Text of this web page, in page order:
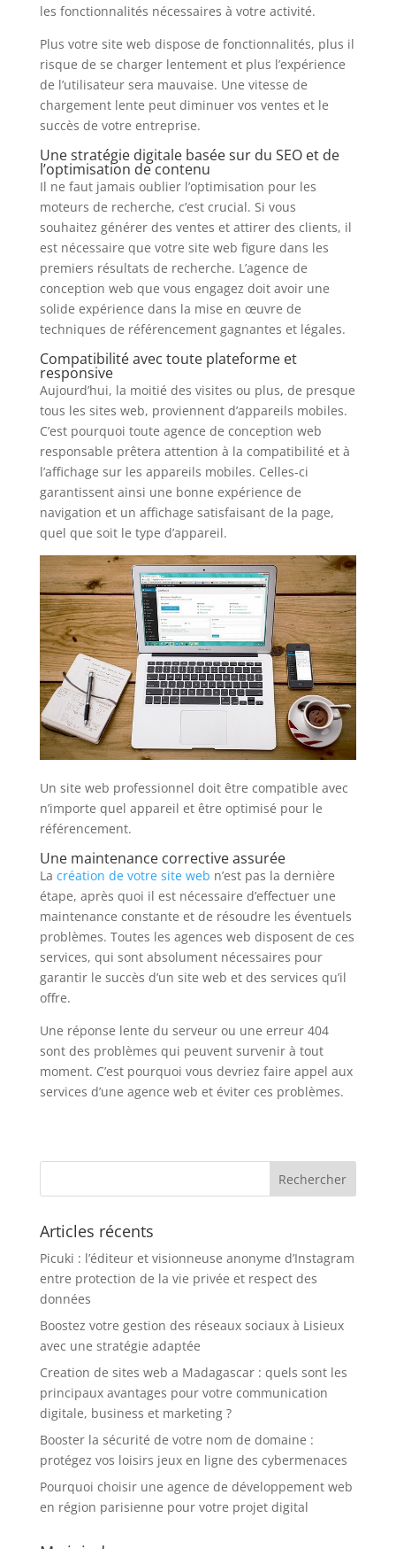
les fonctionnalités nécessaires à votre activité.
Plus votre site web dispose de fonctionnalités, plus il
risque de se charger lentement et plus l’expérience
de l’utilisateur sera mauvaise. Une vitesse de
chargement lente peut diminuer vos ventes et le
succès de votre entreprise.
Une stratégie digitale basée sur du SEO et de
l’optimisation de contenu
Il ne faut jamais oublier l’optimisation pour les
moteurs de recherche, c’est crucial. Si vous
souhaitez générer des ventes et attirer des clients, il
est nécessaire que votre site web figure dans les
premiers résultats de recherche. L’agence de
conception web que vous engagez doit avoir une
solide expérience dans la mise en œuvre de
techniques de référencement gagnantes et légales.
Compatibilité avec toute plateforme et
responsive
Aujourd’hui, la moitié des visites ou plus, de presque
tous les sites web, proviennent d’appareils mobiles.
C’est pourquoi toute agence de conception web
responsable prêtera attention à la compatibilité et à
l’affichage sur les appareils mobiles. Celles-ci
garantissent ainsi une bonne expérience de
navigation et un affichage satisfaisant de la page,
quel que soit le type d’appareil.
Un site web professionnel doit être compatible avec
n’importe quel appareil et être optimisé pour le
référencement.
Une maintenance corrective assurée
La création de votre site web n’est pas la dernière
étape, après quoi il est nécessaire d’effectuer une
maintenance constante et de résoudre les éventuels
problèmes. Toutes les agences web disposent de ces
services, qui sont absolument nécessaires pour
garantir le succès d’un site web et des services qu’il
offre.
Une réponse lente du serveur ou une erreur 404
sont des problèmes qui peuvent survenir à tout
moment. C’est pourquoi vous devriez faire appel aux
services d’une agence web et éviter ces problèmes.
Articles récents
Picuki : l’éditeur et visionneuse anonyme d’Instagram
entre protection de la vie privée et respect des
données
Boostez votre gestion des réseaux sociaux à Lisieux
avec une stratégie adaptée
Creation de sites web a Madagascar : quels sont les
principaux avantages pour votre communication
digitale, business et marketing ?
Booster la sécurité de votre nom de domaine :
protégez vos loisirs jeux en ligne des cybermenaces
Pourquoi choisir une agence de développement web
en région parisienne pour votre projet digital